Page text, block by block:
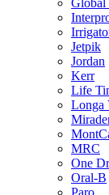
Global
Jetpik
Jordan
Kerr
Life
Longa
MRC
One
Oral-B